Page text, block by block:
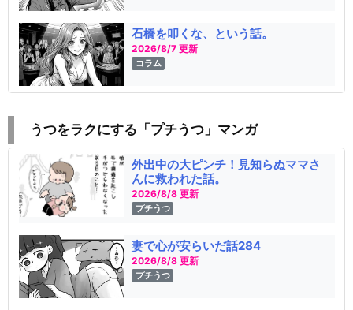
石橋を叩くな、という話。
2026/8/7 更新
コラム
うつをラクにする「プチうつ」マンガ
外出中の大ピンチ！見知らぬママさ
んに救われた話。
2026/8/8 更新
プチうつ
妻で心が安らいだ話284
2026/8/8 更新
プチうつ